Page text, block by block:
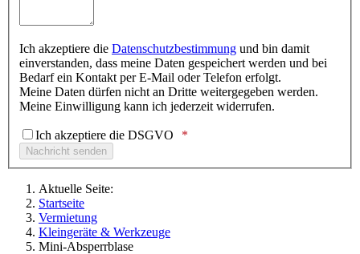
Ich akzeptiere die Datenschutzbestimmung und bin damit
einverstanden, dass meine Daten gespeichert werden und bei
Bedarf ein Kontakt per E-Mail oder Telefon erfolgt.
Meine Daten dürfen nicht an Dritte weitergegeben werden.
Meine Einwilligung kann ich jederzeit widerrufen.
Ich akzeptiere die DSGVO
Aktuelle Seite:
Startseite
Vermietung
Kleingeräte & Werkzeuge
Mini-Absperrblase